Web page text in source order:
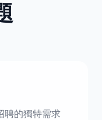
聘的獨特需求